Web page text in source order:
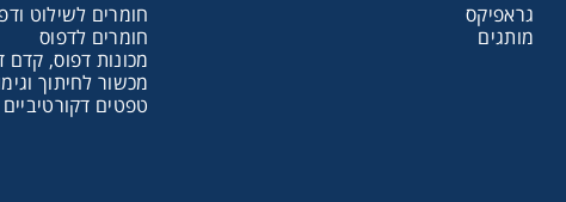
גראפיקס
מותגים
חומרים לשילוט
חומרים לדפוס
מכונות דפוס, קדם
מכשור לחיתוך
טפטים